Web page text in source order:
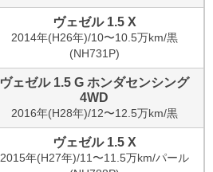
ヴェゼル 1.5 X
2014年(H26年)/10〜10.5万km/黒
(NH731P)
ヴェゼル 1.5 G ホンダセンシング
4WD
2016年(H28年)/12〜12.5万km/黒
ヴェゼル 1.5 X
2015年(H27年)/11〜11.5万km/パール